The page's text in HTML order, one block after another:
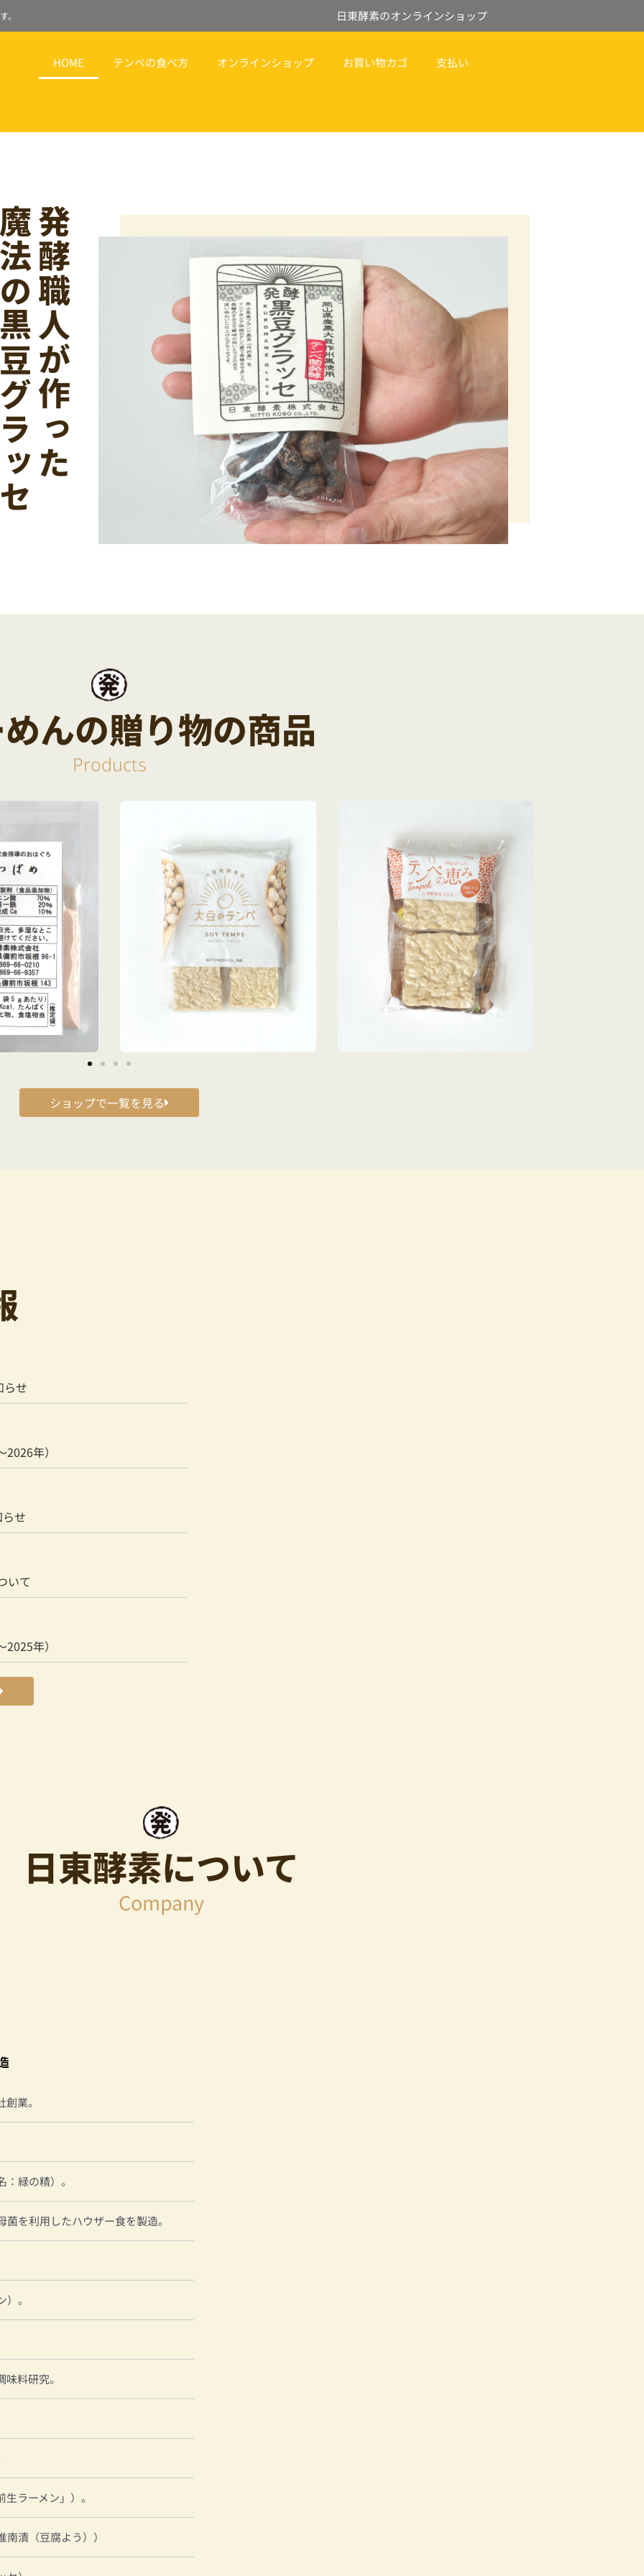
。 日東酵素のオンラインショップ
HOME テンペの食べ方 オンラインショップ お買い物カゴ 支払い
発酵職人が作った
ラッセ
んの贈り物の商品
Products
ショップで一覧を見る
らせ
年）
せ
いて
年）
日東酵素について
Company
業。
緑の精）。
を利用したハウザー食を製造。
。
料研究。
ラーメン」）。
漬（豆腐よう））